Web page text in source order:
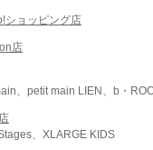
ショッピング店
店
、petit main LIEN、b・
、XLARGE KIDS